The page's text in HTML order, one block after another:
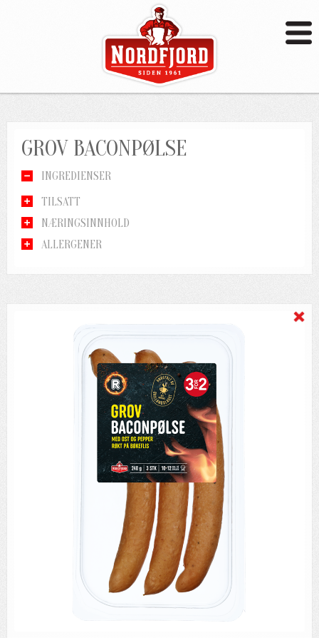
GROV BACONPØLSE
INGREDIENSER
TILSATT
NÆRINGSINNHOLD
ALLERGENER